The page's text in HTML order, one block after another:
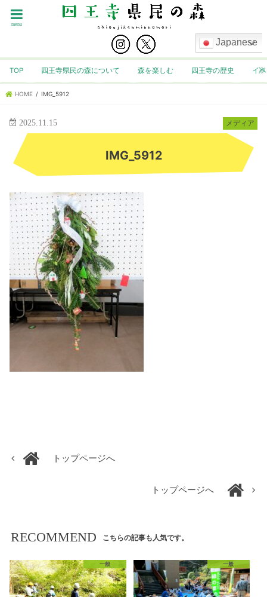
Japanese
menu
TOP 四王寺県民の森について 森を楽しむ 四王寺の歴史 イ
HOME IMG_5912
メディア
2025.11.15
IMG_5912
トップページへ
トップページへ
RECOMMEND こちらの記事も人気です。
一般 一般